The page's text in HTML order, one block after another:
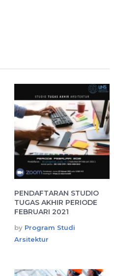
PENDAFTARAN STUDIO
TUGAS AKHIR PERIODE
FEBRUARI 2021
by Program Studi
Arsitektur